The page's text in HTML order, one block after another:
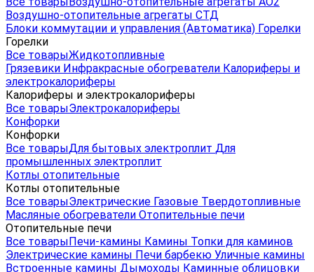
Воздушно-отопительные агрегаты СТД
Блоки коммутации и управления (Автоматика) Горелки
Горелки
Все товарыЖидкотопливные
Грязевики Инфракрасные обогреватели Калориферы и
электрокалориферы
Калориферы и электрокалориферы
Все товарыЭлектрокалориферы
Конфорки
Конфорки
Все товарыДля бытовых электроплит Для
промышленных электроплит
Котлы отопительные
Котлы отопительные
Все товарыЭлектрические Газовые Твердотопливные
Масляные обогреватели Отопительные печи
Отопительные печи
Все товарыПечи-камины Камины Топки для каминов
Электрические камины Печи барбекю Уличные камины
Встроенные камины Дымоходы Каминные облицовки